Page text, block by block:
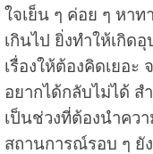
ใจเย็น ๆ ค่อย ๆ หาท
เกินไป ยิ่งทำให้เกิด
เรื่องให้ต้องคิดเยอ
อยากได้กลับไม่ได้ ส
เป็นช่วงที่ต้องนำคว
สถานการณ์รอบ ๆ ยั